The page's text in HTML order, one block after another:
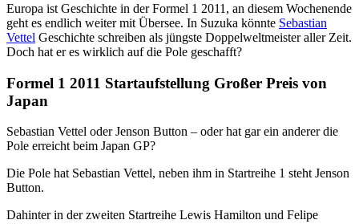
Europa ist Geschichte in der Formel 1 2011, an diesem Wochenende
geht es endlich weiter mit Übersee. In Suzuka könnte Sebastian
Vettel Geschichte schreiben als jüngste Doppelweltmeister aller Zeit.
Doch hat er es wirklich auf die Pole geschafft?
Formel 1 2011 Startaufstellung Großer Preis von
Japan
Sebastian Vettel oder Jenson Button – oder hat gar ein anderer die
Pole erreicht beim Japan GP?
Die Pole hat Sebastian Vettel, neben ihm in Startreihe 1 steht Jenson
Button.
Dahinter in der zweiten Startreihe Lewis Hamilton und Felipe